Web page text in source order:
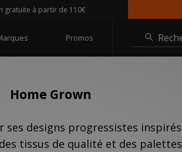
à partir de 110€
Promos
Home Grown
ses designs progressistes
tissus de qualité et des